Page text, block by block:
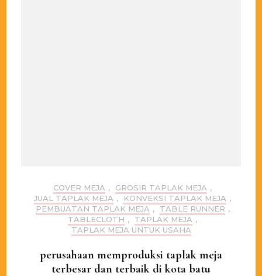
COVER MEJA , GROSIR TAPLAK MEJA ,
JUAL TAPLAK MEJA , KONVEKSI TAPLAK MEJA ,
PEMBUATAN TAPLAK MEJA , TABLE RUNNER ,
TABLECLOTH , TAPLAK MEJA ,
TAPLAK MEJA UNTUK USAHA
perusahaan memproduksi taplak meja
terbesar dan terbaik di kota batu